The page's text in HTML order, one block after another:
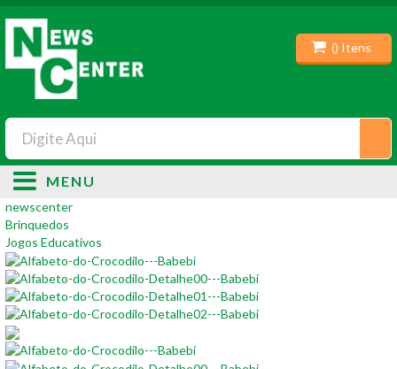
() Itens
MENU
newscenter
Brinquedos
Jogos Educativos